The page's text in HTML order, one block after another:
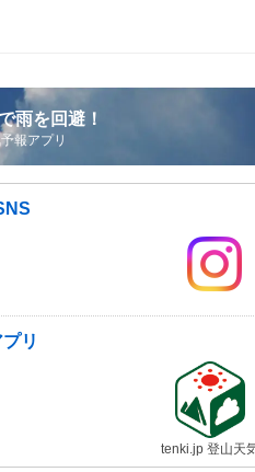
雨を回避！
報アプリ
リ
tenki.jp 登山天